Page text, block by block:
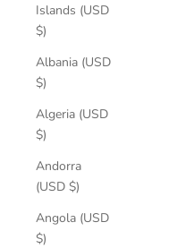
Islands (USD
$)
Albania (USD
$)
Algeria (USD
$)
Andorra
(USD $)
Angola (USD
$)